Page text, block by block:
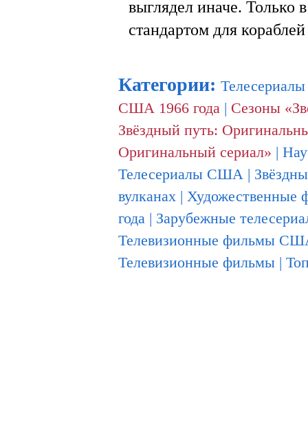
выглядел иначе. Только
стандартом для
Категории:
США 1966 года | Сезоны
Звёздный путь:
Оригинальный сериал» |
Телесериалы США |
вулканах | Художественные
года | Зарубежные
Телевизионные фильмы
Телевизионные фильмы |